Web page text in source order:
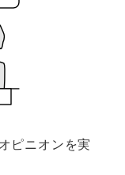
ピニオンを実